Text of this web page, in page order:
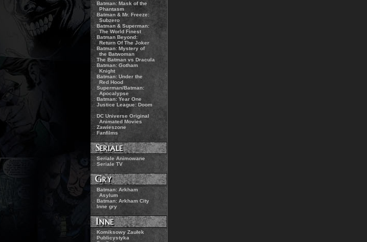
.:Batman: Mask of the
Phantasm
.: Batman & Mr. Freeze:
Subzero
.: Batman & Superman:
The World Finest
.: Batman Beyond:
Return Of The Joker
.: Batman: Mystery of
the Batwoman
.: The Batman vs Dracula
.: Batman: Gotham
Knight
.: Batman: Under the
Red Hood
.: Superman/Batman:
Apocalypse
.: Batman: Year One
.: Justice League: Doom
.: DC Universe Original
Animated Movies
.: Zawieszone
.: Fanfilms
.: Seriale Animowane
.: Seriale TV
.: Batman: Arkham
Asylum
.: Batman: Arkham City
.:Inne gry
.: Komiksowy Zaułek
.: Publicystyka